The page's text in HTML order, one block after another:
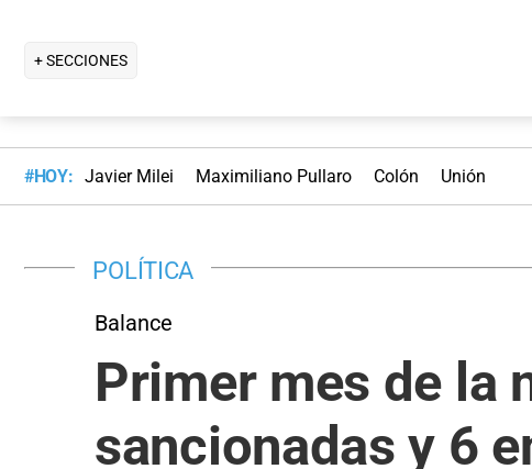
+ SECCIONES
#HOY: Javier Milei Maximiliano Pullaro Colón Unión
POLÍTICA
Balance
Primer mes de la
sancionadas y 6